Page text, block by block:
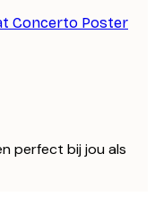
Concerto Poster
perfect bij jou als